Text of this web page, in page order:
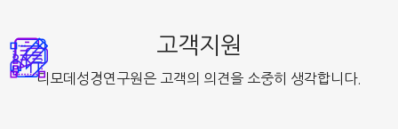
고객지원
디모데성경연구원은 고객의 의견을 소중히 생각합니다.